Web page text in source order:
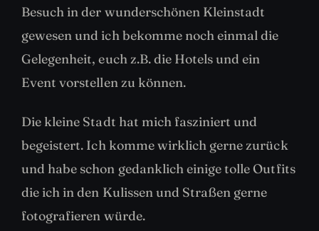
Besuch in der wunderschönen Kleinstadt
gewesen und ich bekomme noch einmal die
Gelegenheit, euch z.B. die Hotels und ein
Event vorstellen zu können.
Die kleine Stadt hat mich fasziniert und
begeistert. Ich komme wirklich gerne zurück
und habe schon gedanklich einige tolle Outfits
die ich in den Kulissen und Straßen gerne
fotografieren würde.